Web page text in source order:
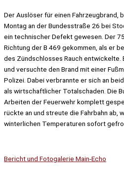
Der Aus­lö­ser für ei­nen Fahr­zeug­brand,
Mon­tag an der Bun­des­stra­ße 26 bei
ein tech­ni­scher De­fekt ge­we­sen. Der
Richtung der B 469 gekommen, als er
des Zündschlosses Rauch entwickelte.
und versuchte den Brand mit einer
Polizei. Dabei verbrannte er sich an
als wirtschaftlicher Totalschaden. Die
Arbeiten der Feuerwehr komplett
rückte an und streute die Fahrbahn ab,
winterlichen Temperaturen sofort
Bericht und Fotogalerie Main-Echo